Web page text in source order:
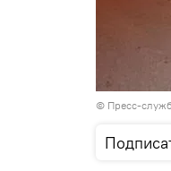
© Пресс-